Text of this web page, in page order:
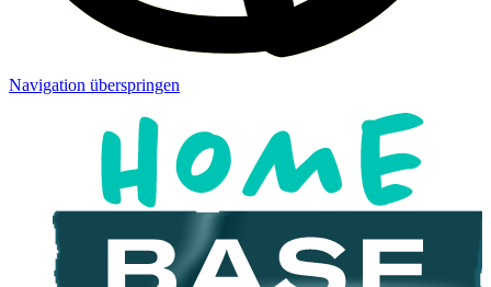
Navigation überspringen